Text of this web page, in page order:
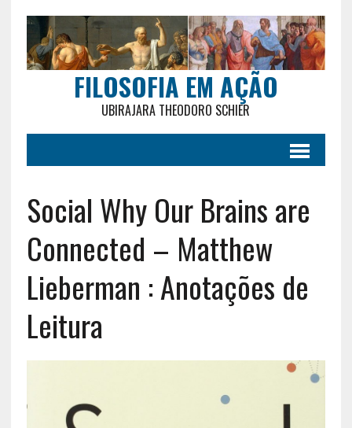
FILOSOFIA EM AÇÃO
UBIRAJARA THEODORO SCHIER
Social Why Our Brains are
Connected – Matthew
Lieberman : Anotações de
Leitura